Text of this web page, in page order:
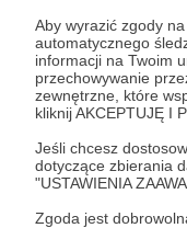
Aby wyrazić zgody
automatycznego
informacji na Twoim
przechowywanie
zewnętrzne, które
kliknij AKCEPTUJĘ I
Jeśli chcesz
dotyczące zbierania
"USTAWIENIA
Zgoda jest
Udostępnij